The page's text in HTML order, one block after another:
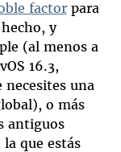
factorpara
y
(al menos a
16.3,
necesites una
o más
antiguos
que estás